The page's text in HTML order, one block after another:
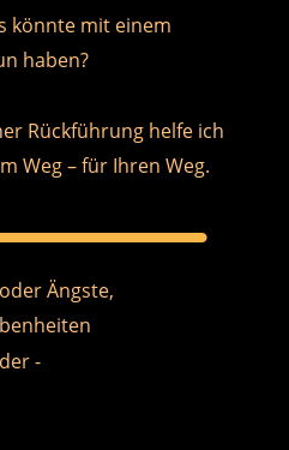
könnte mit einem
haben?
Rückführung helfe ich
Weg – für Ihren Weg.
Ängste,
-